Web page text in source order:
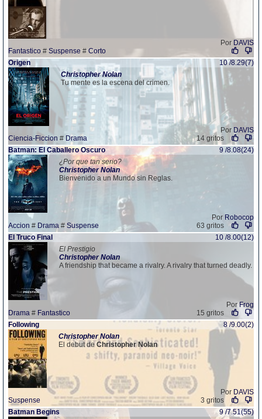
Por DAVIS
Fantastico # Suspense # Corto
Origen
10 /8.29(7)
Christopher Nolan
Tu mente es la escena del crimen.
Por DAVIS
Ciencia-Ficcion # Drama
14 gritos
Batman: El Caballero Oscuro
9 /8.08(24)
¿Por que tan serio?
Christopher Nolan
Bienvenido a un Mundo sin Reglas.
Por Robocop
Accion # Drama # Suspense
63 gritos
El Truco Final
10 /8.00(12)
El Prestigio
Christopher Nolan
A friendship that became a rivalry. A rivalry that turned deadly.
PorFrog
Drama # Fantastico
15 gritos
Following
8 /9.00(2)
Christopher Nolan
El debut de Christopher Nolan
Por DAVIS
Suspense
3 gritos
Batman Begins
9 /7.51(55)